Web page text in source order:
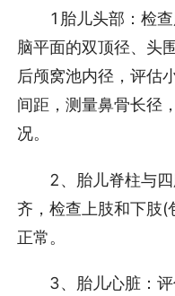
1胎儿头部：检查
脑平面的双顶径、头
后颅窝池内径，评估
间距，测量鼻骨长径
况。
2、胎儿脊柱与四
齐，检查上肢和下肢(
正常。
3、胎儿心脏：评